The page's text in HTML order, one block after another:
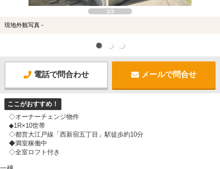
1/3
現地外観写真 -
電話で問合わせ メールで問合せ
ここがおすすめ！
◇オーナーチェンジ物件
◆1R×10世帯
◇都営大江戸線「西新宿五丁目」駅徒歩約10分
◆満室稼働中
◇全室ロフト付き